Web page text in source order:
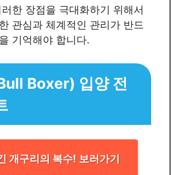
한 장점을 극대화하기 위해서
관심과 체계적인 관리가 반드
기억해야 합니다.
Boxer) 입양 전
개구리의 복수! 보러가기